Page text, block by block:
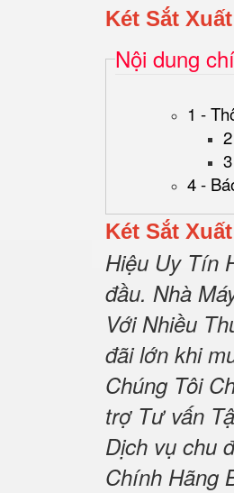
Két Sắt
Nội dung
1 -
4 -
Két Sắt
Hiệu Uy Tín
đầu. Nhà
Với Nhiều
đãi lớn khi
Chúng Tôi
trợ Tư vấn
Dịch vụ chu
Chính Hãng